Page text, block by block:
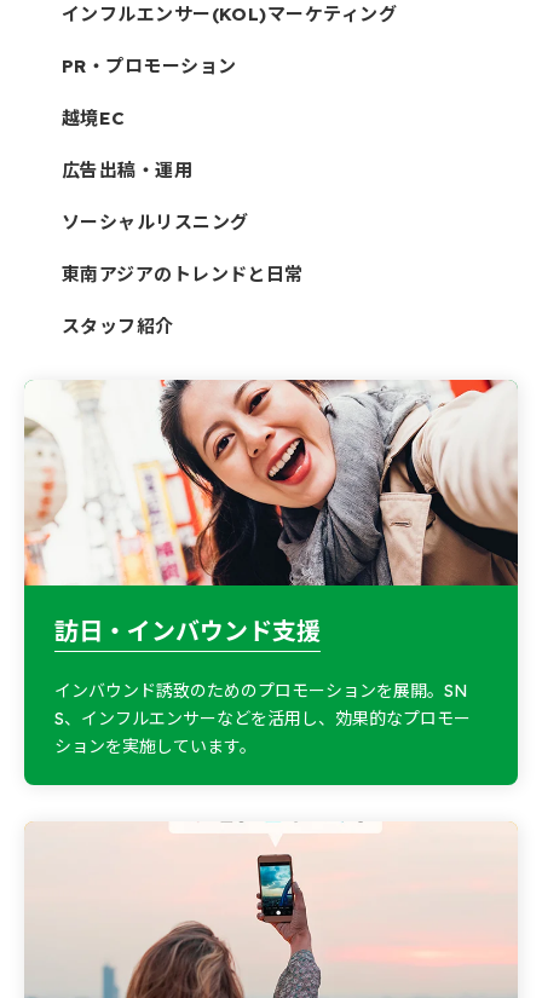
東南アジアのトレンドと日常
インフルエンサー(KOL)マーケティング
越境EC
スタッフ紹介
広告出稿・運用
PR・プロモーション
ソーシャルリスニング
訪日・インバウンド支援
インバウンド誘致のためのプロモーションを展開。SN
S、インフルエンサーなどを活用し、効果的なプロモー
ションを実施しています。